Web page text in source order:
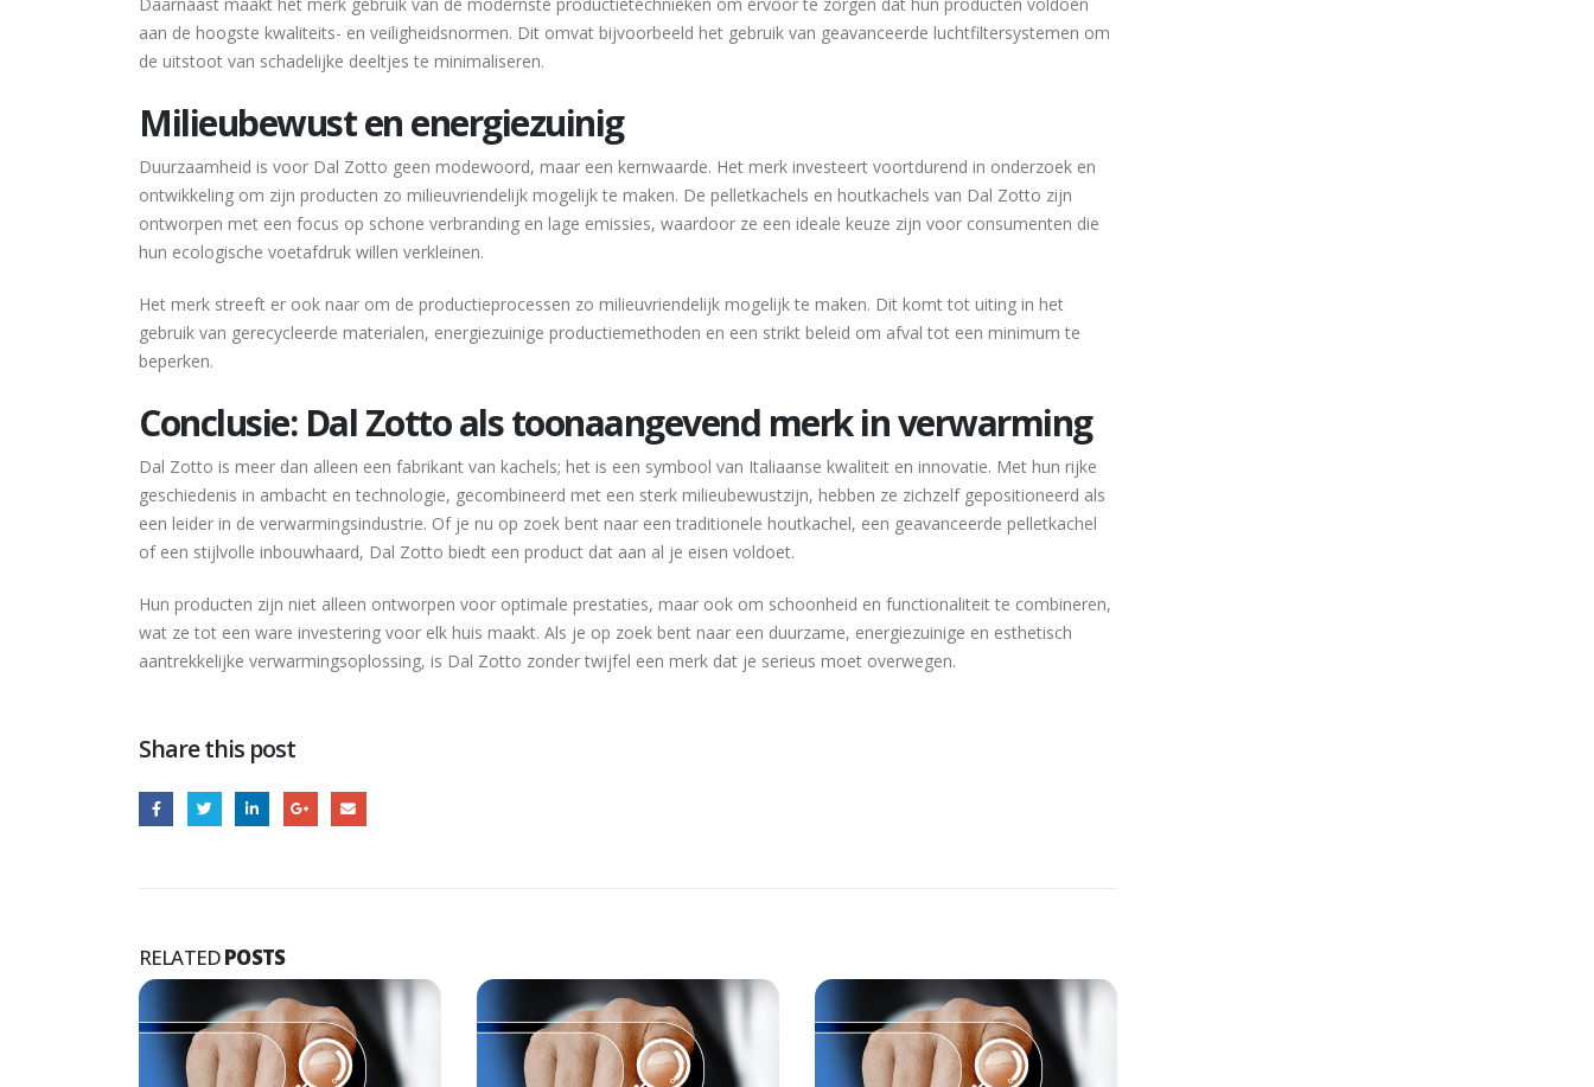
aan de hoogste kwaliteits- en veiligheidsnormen. Dit omvat bijvoorbeeld het gebruik van geavanceerde luchtfiltersystemen om
de uitstoot van schadelijke deeltjes te minimaliseren.
Milieubewust en energiezuinig
Duurzaamheid is voor Dal Zotto geen modewoord, maar een kernwaarde. Het merk investeert voortdurend in onderzoek en
ontwikkeling om zijn producten zo milieuvriendelijk mogelijk te maken. De pelletkachels en houtkachels van Dal Zotto zijn
ontworpen met een focus op schone verbranding en lage emissies, waardoor ze een ideale keuze zijn voor consumenten die
hun ecologische voetafdruk willen verkleinen.
Het merk streeft er ook naar om de productieprocessen zo milieuvriendelijk mogelijk te maken. Dit komt tot uiting in het
gebruik van gerecycleerde materialen, energiezuinige productiemethoden en een strikt beleid om afval tot een minimum te
beperken.
Conclusie: Dal Zotto als toonaangevend merk in verwarming
Dal Zotto is meer dan alleen een fabrikant van kachels; het is een symbool van Italiaanse kwaliteit en innovatie. Met hun rijke
geschiedenis in ambacht en technologie, gecombineerd met een sterk milieubewustzijn, hebben ze zichzelf gepositioneerd als
een leider in de verwarmingsindustrie. Of je nu op zoek bent naar een traditionele houtkachel, een geavanceerde pelletkachel
of een stijlvolle inbouwhaard, Dal Zotto biedt een product dat aan al je eisen voldoet.
Hun producten zijn niet alleen ontworpen voor optimale prestaties, maar ook om schoonheid en functionaliteit te combineren,
wat ze tot een ware investering voor elk huis maakt. Als je op zoek bent naar een duurzame, energiezuinige en esthetisch
aantrekkelijke verwarmingsoplossing, is Dal Zotto zonder twijfel een merk dat je serieus moet overwegen.
Share this post
RELATEDPOSTS